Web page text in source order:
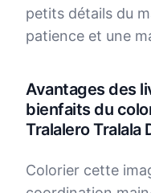
petits détails du
patience et une
Avantages des
bienfaits du
Tralalero Tralala
Colorier cette